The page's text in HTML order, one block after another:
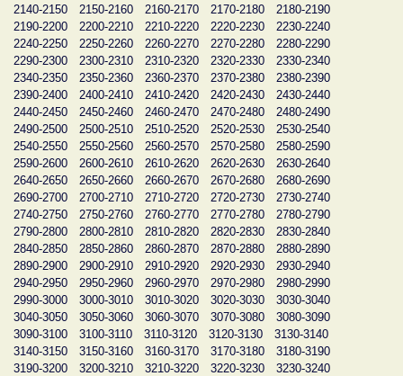
2140-2150
2150-2160 2160-2170 2170-2180
2180-2190
2190-2200
2200-2210 2210-2220 2220-2230
2230-2240
2240-2250
2250-2260 2260-2270 2270-2280
2280-2290
2290-2300
2300-2310 2310-2320 2320-2330
2330-2340
2340-2350
2350-2360 2360-2370 2370-2380
2380-2390
2390-2400
2400-2410 2410-2420 2420-2430
2430-2440
2440-2450
2450-2460 2460-2470 2470-2480
2480-2490
2490-2500
2500-2510 2510-2520 2520-2530
2530-2540
2540-2550
2550-2560 2560-2570 2570-2580
2580-2590
2590-2600
2600-2610 2610-2620 2620-2630
2630-2640
2640-2650
2650-2660 2660-2670 2670-2680
2680-2690
2690-2700
2700-2710 2710-2720 2720-2730
2730-2740
2740-2750
2750-2760 2760-2770 2770-2780
2780-2790
2790-2800
2800-2810 2810-2820 2820-2830
2830-2840
2840-2850
2850-2860 2860-2870 2870-2880
2880-2890
2890-2900
2900-2910 2910-2920 2920-2930
2930-2940
2940-2950
2950-2960 2960-2970 2970-2980
2980-2990
2990-3000
3000-3010 3010-3020 3020-3030
3030-3040
3040-3050
3050-3060 3060-3070 3070-3080
3080-3090
3090-3100
3100-3110 3110-3120 3120-3130
3130-3140
3140-3150
3150-3160 3160-3170 3170-3180
3180-3190
3190-3200
3200-3210 3210-3220 3220-3230
3230-3240